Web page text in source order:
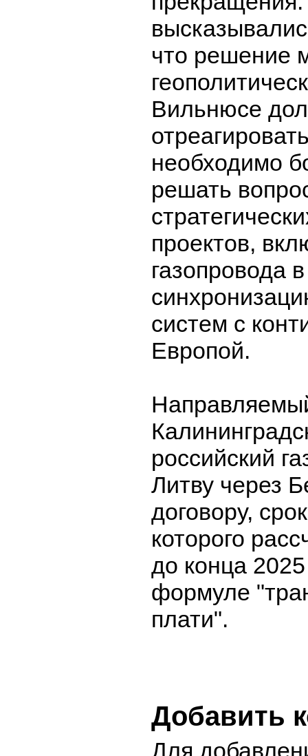
что решение
Вильнюсе
необходимо
решать
проектов,
газопровода
систем с
Европой.
российский
Литву через
договору,
которого
до конца
формуле
плати".
Добавить
Для